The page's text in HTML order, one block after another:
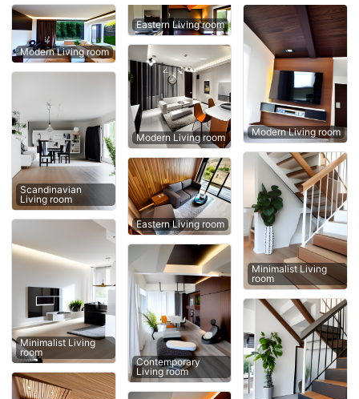
Modern Living room
Scandinavian
Living room
Minimalist Living
room
Eastern Living room
Modern Living room
Eastern Living room
Contemporary
Living room
Modern Living room
Minimalist Living
room